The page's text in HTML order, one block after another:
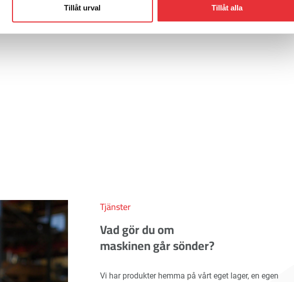
Tillåt urval Tillåt alla
Tjänster
Vad gör du om
maskinen går sönder?
Vi har produkter hemma på vårt eget lager, en egen